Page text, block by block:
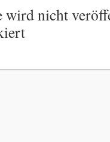
wird nicht